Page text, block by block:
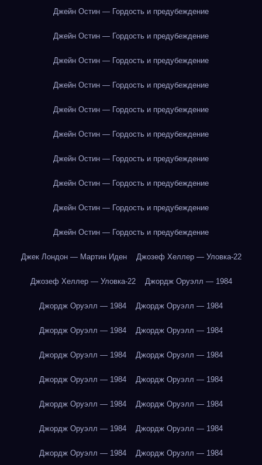
Джейн Остин — Гордость и предубеждение
Джейн Остин — Гордость и предубеждение
Джейн Остин — Гордость и предубеждение
Джейн Остин — Гордость и предубеждение
Джейн Остин — Гордость и предубеждение
Джейн Остин — Гордость и предубеждение
Джейн Остин — Гордость и предубеждение
Джейн Остин — Гордость и предубеждение
Джейн Остин — Гордость и предубеждение
Джейн Остин — Гордость и предубеждение
Джек Лондон — Мартин Иден Джозеф Хеллер — Уловка-22
Джозеф Хеллер — Уловка-22 Джордж Оруэлл — 1984
Джордж Оруэлл — 1984 Джордж Оруэлл — 1984
Джордж Оруэлл — 1984 Джордж Оруэлл — 1984
Джордж Оруэлл — 1984 Джордж Оруэлл — 1984
Джордж Оруэлл — 1984 Джордж Оруэлл — 1984
Джордж Оруэлл — 1984 Джордж Оруэлл — 1984
Джордж Оруэлл — 1984 Джордж Оруэлл — 1984
Джордж Оруэлл — 1984 Джордж Оруэлл — 1984